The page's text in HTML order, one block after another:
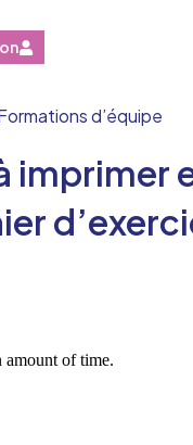
d’équipe
imprimer